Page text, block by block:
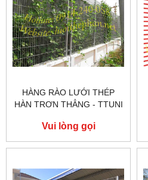
HÀNG RÀO LƯỚI THÉP
HÀN TRƠN THẲNG - TTUNI
Vui lòng gọi